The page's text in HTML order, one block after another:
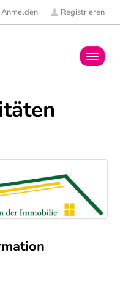
Anmelden Registrieren